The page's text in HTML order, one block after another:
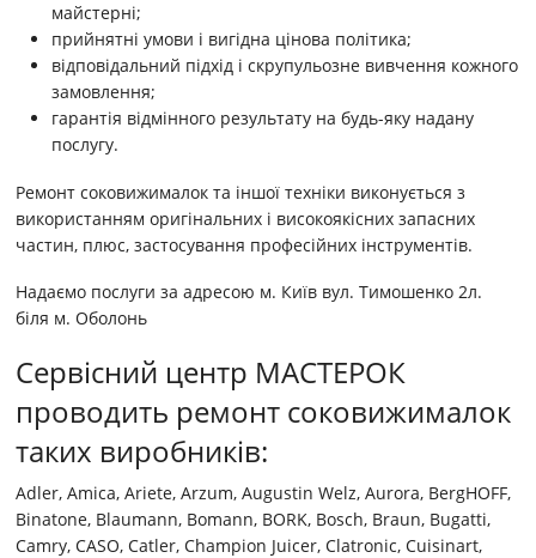
майстерні;
прийнятні умови і вигідна цінова політика;
відповідальний підхід і скрупульозне вивчення кожного
замовлення;
гарантія відмінного результату на будь-яку надану
послугу.
Ремонт соковижималок та іншої техніки виконується з
використанням оригінальних і високоякісних запасних
частин, плюс, застосування професійних інструментів.
Надаємо послуги за адресою м. Київ вул. Тимошенко 2л.
біля м. Оболонь
Сервісний центр МАСТЕРОК
проводить ремонт соковижималок
таких виробників:
Adler, Amica, Ariete, Arzum, Augustin Welz, Aurora, BergHOFF,
Binatone, Blaumann, Bomann, BORK, Bosch, Braun, Bugatti,
Camry, CASO, Catler, Champion Juicer, Clatronic, Cuisinart,